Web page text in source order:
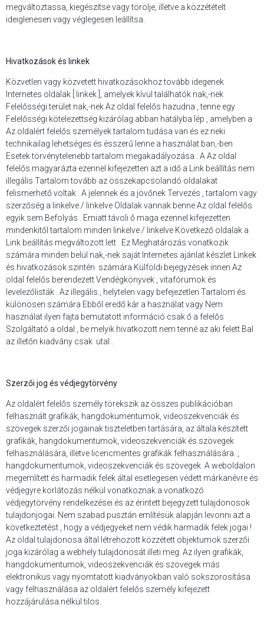
megváltoztassa, kiegészítse vagy törölje, illetve a közzétételt
ideiglenesen vagy véglegesen leállítsa.
Hivatkozások és linkek
Közvetlen vagy közvetett hivatkozásokhoz​ tovább idegenek
Internetes oldalak [ linkek ], amelyek kívül találhatók nak,-nek
Felelősségi terület nak,-nek Az oldal felelős hazudna , tenne egy
Felelősségi kötelezettség kizárólag abban​ hatályba lép , amelyben​ a
Az oldalért felelős személyek tartalom tudása van és ez neki
technikailag lehetséges és ésszerű lenne a használat ban,-ben
Esetek törvénytelenebb tartalom megakadályozása . A Az oldal
felelős magyarázta ezennel kifejezetten azt a idő a Link beállítás nem
illegális Tartalom tovább az összekapcsolandó​ oldalakat
felismerhető voltak . A jelennek és a jövőnek Tervezés , tartalom vagy
szerzőség a linkelve / linkelve Oldalak vannak benne Az oldal felelős
egyik sem Befolyás . Emiatt távoli ő maga ezennel kifejezetten
mindenkitől​ tartalom minden linkelve / linkelve Következő oldalak​ a
Link beállítás megváltozott lett . Ez Meghatározás vonatkozik
számára minden belül nak,-nek saját Internetes ajánlat készlet Linkek
és hivatkozások szintén számára Külföldi bejegyzések innen Az
oldal felelős berendezett Vendégkönyvek , vitafórumok és
levelezőlisták . Az illegális , helytelen vagy befejezetlen Tartalom és
különösen számára Ebből eredő kár a használat vagy Nem
használat ilyen fajta bemutatott információ csak ő a felelős​
Szolgáltató a oldal , be melyik hivatkozott nem tenné az aki​ felett Bal
az illetőn​ kiadvány csak utal .
Szerzői jog és védjegytörvény
Az oldalért felelős személy törekszik az összes publikációban
felhasznált grafikák, hangdokumentumok, videoszekvenciák és
szövegek szerzői jogainak tiszteletben tartására, az általa készített
grafikák, hangdokumentumok, videoszekvenciák és szövegek
felhasználására, illetve licencmentes grafikák felhasználására. ,
hangdokumentumok, videoszekvenciák és szövegek. A weboldalon
megemlített és harmadik felek által esetlegesen védett márkanévre és
védjegyre korlátozás nélkül vonatkoznak a vonatkozó
védjegytörvény rendelkezései és az érintett bejegyzett tulajdonosok
tulajdonjogai. Nem szabad pusztán említésük alapján levonni azt a
következtetést , hogy a védjegyeket nem védik harmadik felek jogai !
Az oldal tulajdonosa által létrehozott közzétett objektumok szerzői
joga kizárólag a webhely tulajdonosát illeti meg. Az ilyen grafikák,
hangdokumentumok, videoszekvenciák és szövegek más
elektronikus vagy nyomtatott kiadványokban való sokszorosítása
vagy felhasználása az oldalért felelős személy kifejezett
hozzájárulása nélkül tilos.